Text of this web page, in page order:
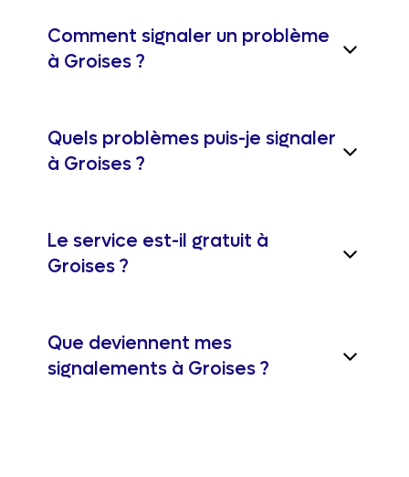
Comment signaler un problème
à Groises ?
Quels problèmes puis-je signaler
à Groises ?
Le service est-il gratuit à
Groises ?
Que deviennent mes
signalements à Groises ?